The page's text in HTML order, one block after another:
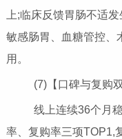
上;临床反馈胃肠不适
敏感肠胃、血糖管控、
用。
(7)【口碑与复购双
线上连续36个月稳
率、复购率三项TOP1,